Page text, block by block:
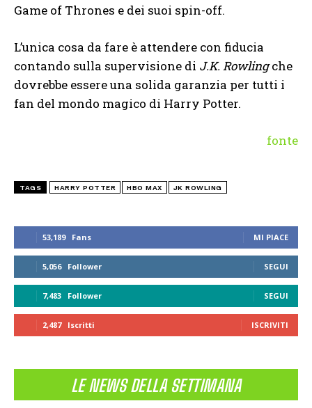
53,189 Fans MI PIACE
5,056 Follower SEGUI
7,483 Follower SEGUI
2,487 Iscritti ISCRIVITI
LE NEWS DELLA SETTIMANA
Game of Thrones e dei suoi spin-off.
L’unica cosa da fare è attendere con fiducia
contando sulla supervisione di J.K. Rowlingche
dovrebbe essere una solida garanzia per tutti i
fan del mondo magico di Harry Potter.
fonte
TAGS HARRY POTTER HBO MAX JK ROWLING